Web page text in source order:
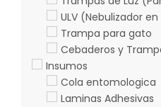
ULV (Nebulizador en
Trampa para gato
Cebaderos y
Insumos
Cola entomologica
Laminas Adhesivas